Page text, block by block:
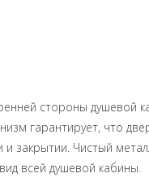
стороны
гарантирует, что
закрытии. Чистый
всей душевой кабины.